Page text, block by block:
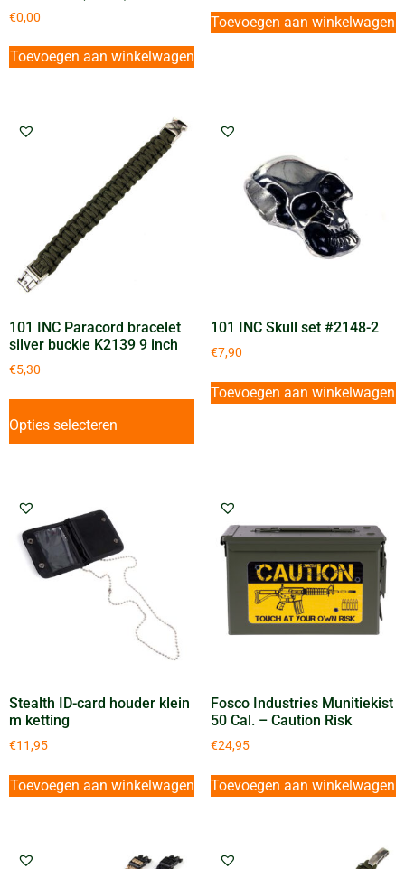
€0,00
Toevoegen aan winkelwagen
Toevoegen aan winkelwagen
101 INC Paracord bracelet
silver buckle K2139 9 inch
€5,30
Opties selecteren
101 INC Skull set #2148-2
€7,90
Toevoegen aan winkelwagen
Stealth ID-card houder klein
m ketting
€11,95
Toevoegen aan winkelwagen
Fosco Industries Munitiekist
50 Cal. – Caution Risk
€24,95
Toevoegen aan winkelwagen